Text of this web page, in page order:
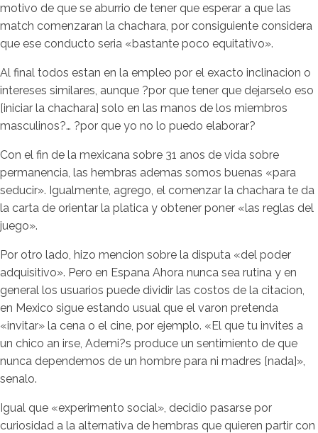
motivo de que se aburrio de tener que esperar a que las
match comenzaran la chachara, por consiguiente considera
que ese conducto seri­a «bastante poco equitativo».
Al final todos estan en la empleo por el exacto inclinacion o
intereses similares, aunque ?por que tener que dejarselo eso
[iniciar la chachara] solo en las manos de los miembros
masculinos?… ?por que yo no lo puedo elaborar?
Con el fin de la mexicana sobre 31 anos de vida sobre
permanencia, las hembras ademas somos buenas «para
seducir». Igualmente, agrego, el comenzar la chachara te da
la carta de orientar la platica y obtener poner «las reglas del
juego».
Por otro lado, hizo mencion sobre la disputa «del poder
adquisitivo». Pero en Espana Ahora nunca sea rutina y en
general los usuarios puede dividir las costos de la citacion,
en Mexico sigue estando usual que el varon pretenda
«invitar» la cena o el cine, por ejemplo. «El que tu invites a
un chico an irse, Ademi?s produce un sentimiento de que
nunca dependemos de un hombre para ni madres [nada]»,
senalo.
Igual que «experimento social», decidio pasarse por
curiosidad a la alternativa de hembras que quieren partir con